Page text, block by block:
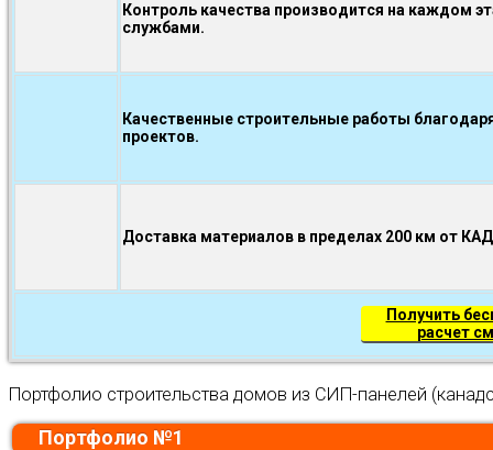
Контроль качества производится на каждом
службами.
Качественные строительные работы
проектов.
Доставка материалов в пределах 200 км от
Получить
расчет
Портфолио строительства домов из СИП-панелей
Портфолио №1